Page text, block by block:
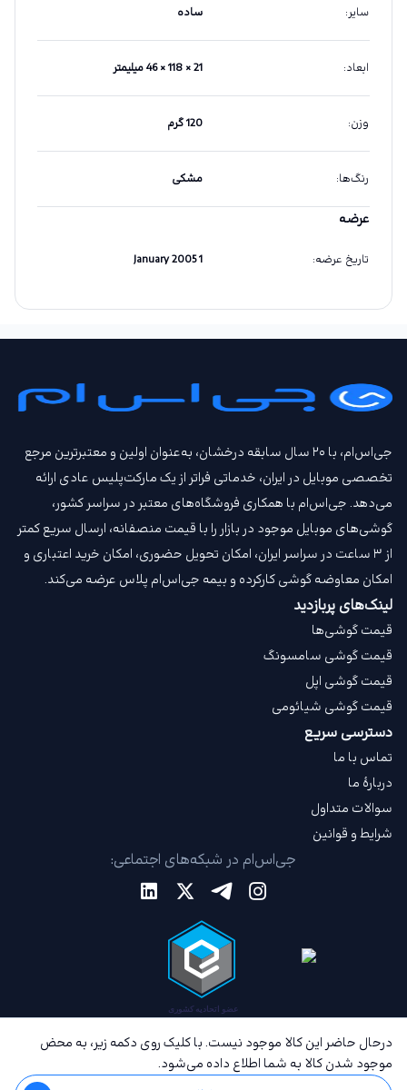
سایر: ساده
ابعاد: 21 × 118 × 46 میلیمتر
وزن: 120 گرم
رنگ‌ها: مشکی
عرضه
تاریخ عرضه:
1 January 2005
درحال حاضر این کالا موجود نیست. با کلیک روی دکمه زیر، به محض
موجود شدن کالا به شما اطلاع داده می‌شود.
جی‌اس‌ام، با ۲۰ سال سابقه درخشان، به‌عنوان اولین و معتبرترین مرجع
تخصصی موبایل در ایران، خدماتی فراتر از یک مارکت‌پلیس عادی ارائه
می‌دهد. جی‌اس‌ام با همکاری فروشگاه‌های معتبر در سراسر کشور،
گوشی‌های موبایل موجود در بازار را با قیمت‌ منصفانه، ارسال سریع کمتر
از ۳ ساعت در سراسر ایران، امکان تحویل حضوری، امکان خرید اعتباری و
امکان معاوضه گوشی کارکرده و بیمه جی‌اس‌ام‌ پلاس عرضه می‌کند.
لینک‌های پربازدید
قیمت گوشی‌ها
قیمت گوشی سامسونگ
قیمت گوشی اپل
قیمت گوشی شیائومی
دسترسی سریع
تماس با ما
دربارهٔ ما
سوالات متداول
شرایط و قوانین
جی‌اس‌ام در شبکه‌های اجتماعی: